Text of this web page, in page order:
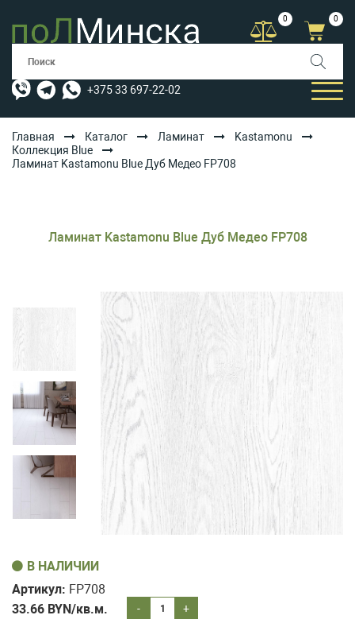
+375 33 697-22-02
КАТАЛОГ
0 0
Главная Каталог Ламинат
Kastamonu
Коллекция Blue
Ламинат Kastamonu Blue Дуб Медео FP708
Ламинат Kastamonu Blue Дуб Медео FP708
В НАЛИЧИИ
Артикул: FP708
33.66 BYN/кв.м. - +